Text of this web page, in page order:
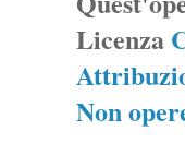
Licenza
Non